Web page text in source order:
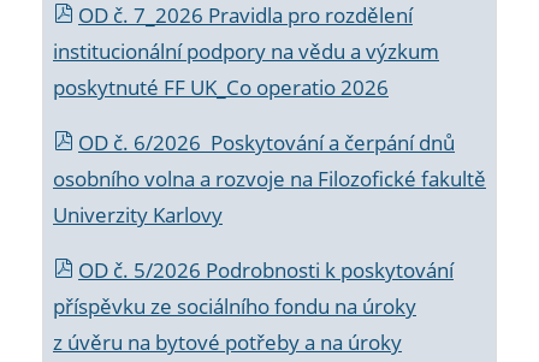
OD č. 7_2026 Pravidla pro rozdělení
institucionální podpory na vědu a výzkum
poskytnuté FF UK_Co operatio 2026
OD č. 6/2026 Poskytování a čerpání dnů
osobního volna a rozvoje na Filozofické fakultě
Univerzity Karlovy
OD č. 5/2026 Podrobnosti k poskytování
příspěvku ze sociálního fondu na úroky
z úvěru na bytové potřeby a na úroky